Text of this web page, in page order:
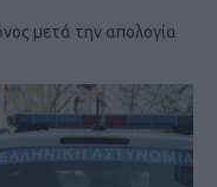
μετά την απολογία